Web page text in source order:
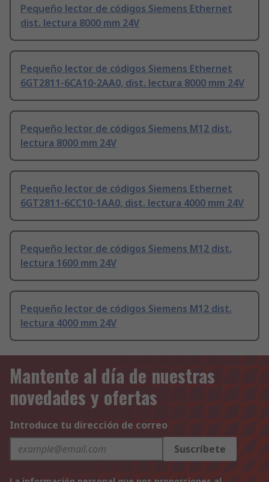
Pequeño lector de códigos Siemens Ethernet
dist. lectura 8000 mm 24V
Pequeño lector de códigos Siemens Ethernet
6GT2811-6CA10-2AA0, dist. lectura 8000 mm 24V
Pequeño lector de códigos Siemens M12 dist.
lectura 8000 mm 24V
Pequeño lector de códigos Siemens Ethernet
6GT2811-6CC10-1AA0, dist. lectura 4000 mm 24V
Pequeño lector de códigos Siemens M12 dist.
lectura 1600 mm 24V
Pequeño lector de códigos Siemens M12 dist.
lectura 4000 mm 24V
Mantente al día de nuestras
novedades y ofertas
Introduce tu dirección de correo
Suscríbete